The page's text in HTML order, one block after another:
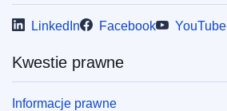
LinkedIn Facebook YouTube
Kwestie prawne
Informacje prawne